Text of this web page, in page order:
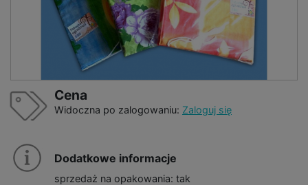
Cena
Widoczna po zalogowaniu: Zaloguj się
Dodatkowe informacje
sprzedaż na opakowania: tak